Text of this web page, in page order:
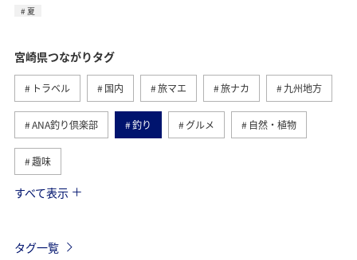
夏
宮崎県つながりタグ
トラベル 国内 旅マエ 旅ナカ 九州地方
ANA釣り倶楽部 釣り グルメ 自然・植物
趣味
歴史・文化・芸術
すべて表示
タグ一覧